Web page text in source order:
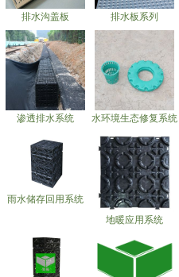
排水沟盖板 排水板系列
渗透排水系统 水环境生态修复系统
雨水储存回用系统
地暖应用系统